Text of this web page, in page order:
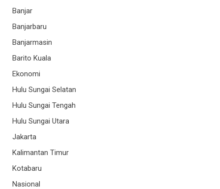
Banjar
Banjarbaru
Banjarmasin
Barito Kuala
Ekonomi
Hulu Sungai Selatan
Hulu Sungai Tengah
Hulu Sungai Utara
Jakarta
Kalimantan Timur
Kotabaru
Nasional